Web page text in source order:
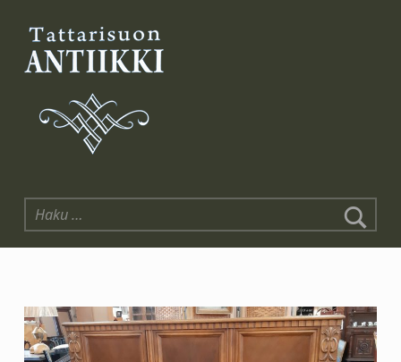
Tattarisuon Antiikki
Haku: